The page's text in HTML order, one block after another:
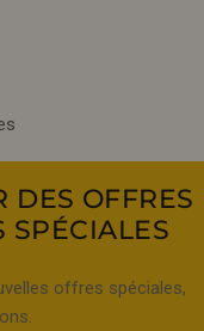
DES OFFRES
SPÉCIALES
offres spéciales,